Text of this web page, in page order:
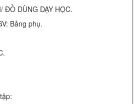
ĐỒ DÙNG DẠY HỌC.
Bảng phụ.